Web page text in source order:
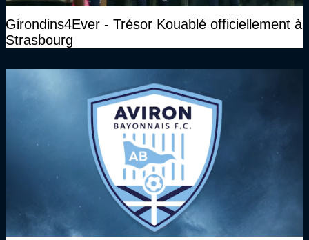
Girondins4Ever - Trésor Kouablé officiellement à
Strasbourg